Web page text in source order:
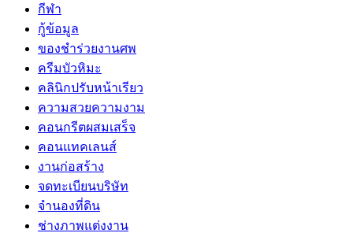
กีฬา
กู้ข้อมูล
ของชำร่วยงานศพ
ครีมบัวหิมะ
คลินิกปรับหน้าเรียว
ความสวยความงาม
คอนกรีตผสมเสร็จ
คอนแทคเลนส์
งานก่อสร้าง
จดทะเบียนบริษัท
จำนองที่ดิน
ช่างภาพแต่งงาน